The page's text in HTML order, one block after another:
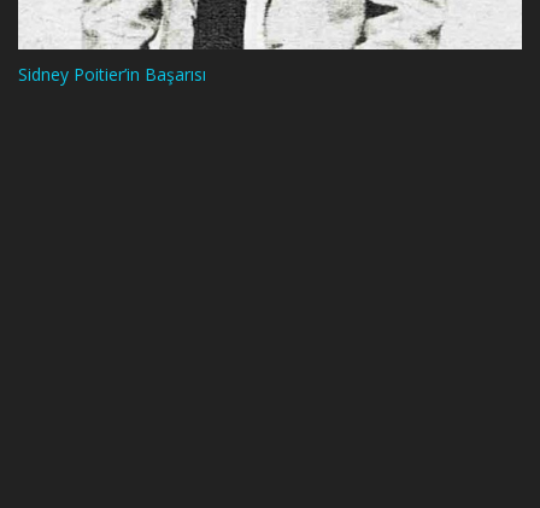
Sidney Poitier’in Başarısı